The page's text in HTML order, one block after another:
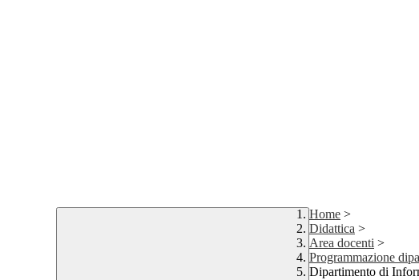
Home >
Didattica >
Area docenti >
Programmazione
Dipartimento di